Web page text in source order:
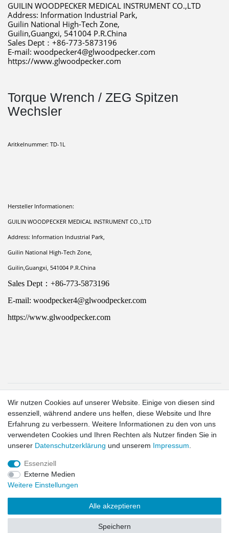
GUILIN WOODPECKER MEDICAL INSTRUMENT CO.,LTD
Address: Information Industrial Park,
Guilin National High-Tech Zone,
Guilin,Guangxi, 541004 P.R.China
Sales Dept：+86-773-5873196
E-mail: woodpecker4@glwoodpecker.com
https://www.glwoodpecker.com
Torque Wrench / ZEG Spitzen
Wechsler
Aritkelnummer: TD-1L
Hersteller Informationen:
GUILIN WOODPECKER MEDICAL INSTRUMENT CO.,LTD
Address: Information Industrial Park,
Guilin National High-Tech Zone,
Guilin,Guangxi, 541004 P.R.China
Sales Dept：+86-773-5873196
E-mail: woodpecker4@glwoodpecker.com
https://www.glwoodpecker.com
1Gilt für Lieferungen in folgendes Land: Deutschland.
Lieferzeiten für andere Länder und Informationen zur
Berechnung des Liefertermins siehe hier:Liefer- und
Zahlungsbedingungen
2exkl. MwSt.
Widerrufs­recht Widerrufs­formular
erklärung
© Copyright 2026 | Alle Rechte vorbehalten.
Wir nutzen Cookies auf unserer Website. Einige von diesen sind
essenziell, während andere uns helfen, diese Website und Ihre
Erfahrung zu verbessern. Weitere Informationen zu den von uns
verwendeten Cookies und Ihren Rechten als Nutzer finden Sie in
unserer Daten­schutz­erklärung und unserem Impressum
Essenziell
Externe Medien
Weitere Einstellungen
Alle akzeptieren
Speichern